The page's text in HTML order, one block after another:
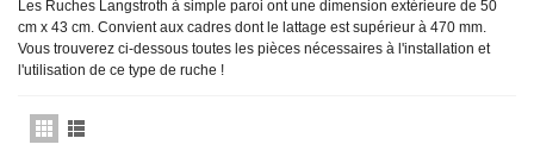
Les Ruches Langstroth à simple paroi ont une dimension extérieure de 50
cm x 43 cm. Convient aux cadres dont le lattage est supérieur à 470 mm.
Vous trouverez ci-dessous toutes les pièces nécessaires à l'installation et
l'utilisation de ce type de ruche !